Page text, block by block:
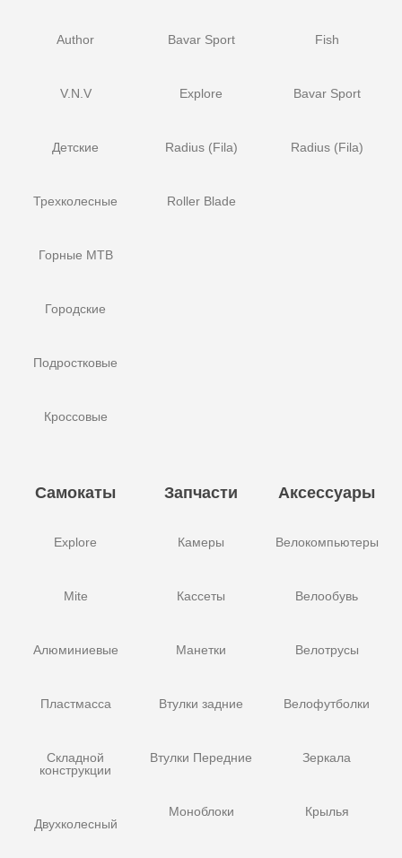
Author
V.N.V
Детские
Трехколесные
Горные MTB
Городские
Подростковые
Кроссовые
Bavar Sport
Explore
Radius (Fila)
Roller Blade
Fish
Bavar Sport
Radius (Fila)
Самокаты
Explore
Mite
Алюминиевые
Пластмасса
Складной
конструкции
Двухколесный
Запчасти
Камеры
Кассеты
Манетки
Втулки задние
Втулки Передние
Моноблоки
Аксессуары
Велокомпьютеры
Велообувь
Велотрусы
Велофутболки
Зеркала
Крылья